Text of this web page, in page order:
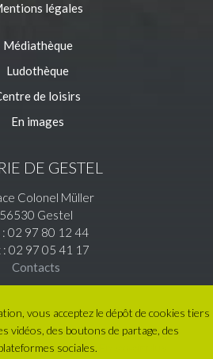
légales
Médiathèque
Ludothèque
de loisirs
En images
DE GESTEL
Colonel Müller
56530 Gestel
: 02 97 80 12 44
: 02 97 05 41 17
Contacts
vous acceptez le dépôt de cookies tiers
vidéos, des boutons de partage, des
sociales.